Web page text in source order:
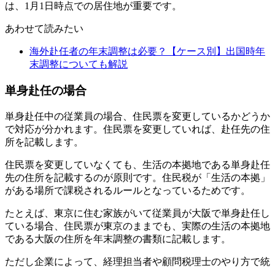
は、1月1日時点での居住地が重要です。
あわせて読みたい
海外赴任者の年末調整は必要？【ケース別】出国時年
末調整についても解説
単身赴任の場合
単身赴任中の従業員の場合、住民票を変更しているかどうか
で対応が分かれます。住民票を変更していれば、赴任先の住
所を記載します。
住民票を変更していなくても、生活の本拠地である単身赴任
先の住所を記載するのが原則です。住民税が「生活の本拠」
がある場所で課税されるルールとなっているためです。
たとえば、東京に住む家族がいて従業員が大阪で単身赴任し
ている場合、住民票が東京のままでも、実際の生活の本拠地
である大阪の住所を年末調整の書類に記載します。
ただし企業によって、経理担当者や顧問税理士のやり方で統